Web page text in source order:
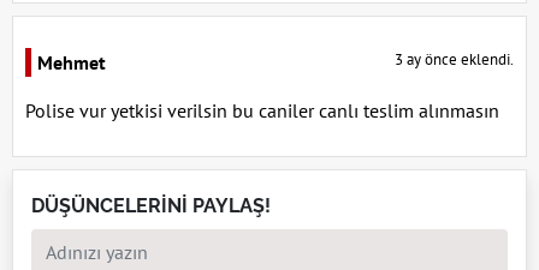
Mehmet 3 ay önce eklendi.
Polise vur yetkisi verilsin bu caniler canlı teslim alınmasın
DÜŞÜNCELERİNİ PAYLAŞ!